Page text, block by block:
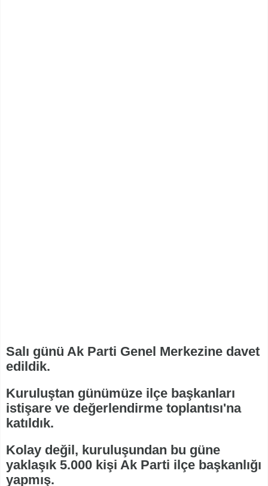
Salı günü Ak Parti Genel Merkezine davet
edildik.
Kuruluştan günümüze ilçe başkanları
istişare ve değerlendirme toplantısı'na
katıldık.
Kolay değil, kuruluşundan bu güne
yaklaşık 5.000 kişi Ak Parti ilçe başkanlığı
yapmış.